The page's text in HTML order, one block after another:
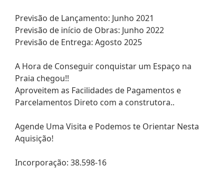
Previsão de Lançamento: Junho 2021
Previsão de início de Obras: Junho 2022
Previsão de Entrega: Agosto 2025
A Hora de Conseguir conquistar um Espaço na
Praia chegou!!
Aproveitem as Facilidades de Pagamentos e
Parcelamentos Direto com a construtora..
Agende Uma Visita e Podemos te Orientar Nesta
Aquisição!
Incorporação: 38.598-16